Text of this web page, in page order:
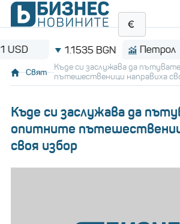
1.1535 BGN Петрол
Свят
Къде си заслужава да
пътешественици направиха
Къде си заслужава да
опитните
своя избор